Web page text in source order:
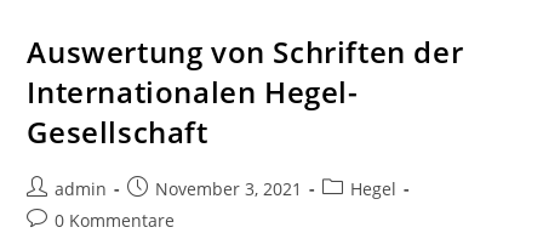
Dialektische
Philosophie
Auswertung von Schriften der
Internationalen Hegel-
Gesellschaft
Beitrags-
Autor:
admin
Beitrag
veröffentlicht:
November 3, 2021
Beitrags-
Hegel
Beitrags-
0 Kommentare